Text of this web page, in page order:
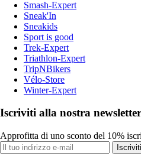
Smash-Expert
Sneak'In
Sneakids
Sport is good
Trek-Expert
Triathlon-Expert
TripNBikers
Vélo-Store
Winter-Expert
Iscriviti alla nostra newsletter
Approfitta di uno sconto del 10%
Iscriviti